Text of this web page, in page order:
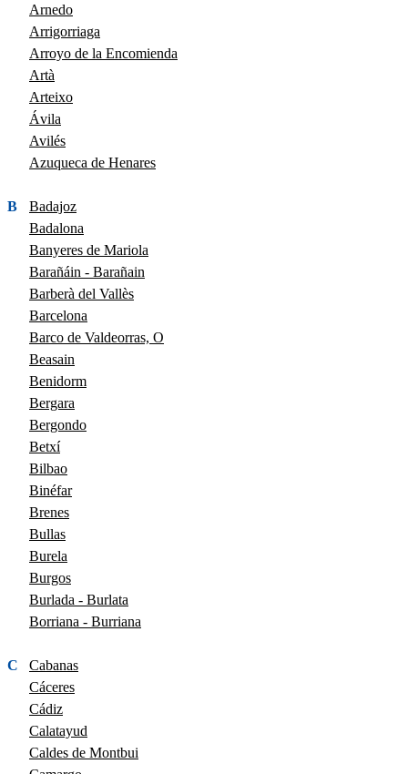
Arnedo
Arrigorriaga
Arroyo de la Encomienda
Artà
Arteixo
Ávila
Avilés
Azuqueca de Henares
B
Badajoz
Badalona
Banyeres de Mariola
Barañáin - Barañain
Barberà del Vallès
Barcelona
Barco de Valdeorras, O
Beasain
Benidorm
Bergara
Bergondo
Betxí
Bilbao
Binéfar
Brenes
Bullas
Burela
Burgos
Burlada - Burlata
Borriana - Burriana
C
Cabanas
Cáceres
Cádiz
Calatayud
Caldes de Montbui